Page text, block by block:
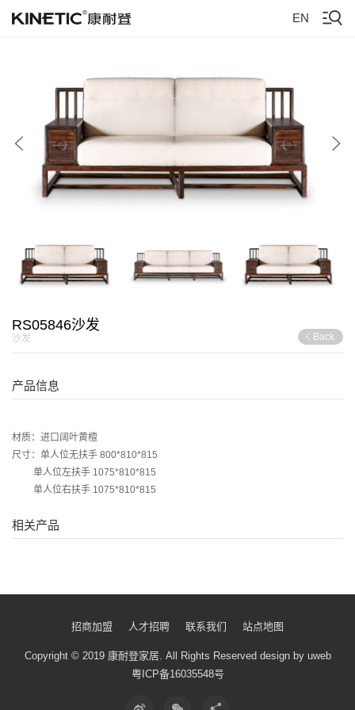
EN
RS05846沙发
沙发 Back
产品信息
材质：进口阔叶黄檀
尺寸：单人位无扶手 800*810*815
单人位左扶手 1075*810*815
单人位右扶手 1075*810*815
相关产品
招商加盟 人才招聘 联系我们 站点地图
Copyright © 2019 康耐登家居. All Rights Reserved design by uweb
粤ICP备16035548号